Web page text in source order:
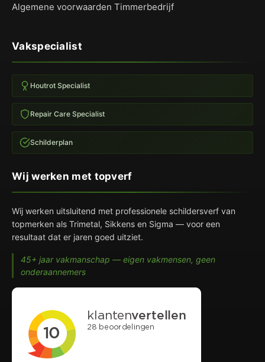
Algemene voorwaarden Timmerbedrijf
Vakspecialist
Houtrot Specialist
Repair Care Specialist
Schilderplan
Wij werken met topverf
Wij werken uitsluitend met professionele schildersverf van
topmerken als Trimetal, Sikkens en Sigma — voor een
resultaat dat er jaren goed uitziet.
45+ jaar vakmanschap — eigen vakmensen, geen
onderaannemers